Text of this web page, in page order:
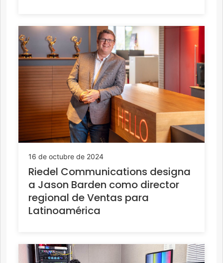
16 de octubre de 2024
Riedel Communications designa
a Jason Barden como director
regional de Ventas para
Latinoamérica